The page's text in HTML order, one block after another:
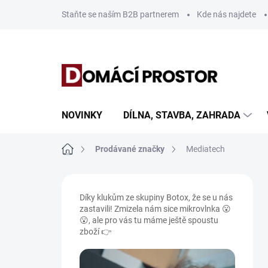
Staňte se naším B2B partnerem Kde nás najdete
NOVINKY DÍLNA, STAVBA, ZAHRADA
Domů Prodávané značky Mediatech
Díky klukům ze skupiny Botox, že se u nás
zastavili! Zmizela nám sice mikrovlnka 😮
😮, ale pro vás tu máme ještě spoustu
zboží 👉